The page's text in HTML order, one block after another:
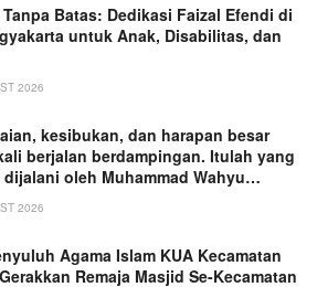
Batas: Dedikasi Faizal Efendi di
untuk Anak, Disabilitas, dan
2026
kesibukan, dan harapan besar
berjalan berdampingan. Itulah yang
oleh Muhammad Wahyu
2026
Agama Islam KUA Kecamatan
Remaja Masjid Se-Kecamatan